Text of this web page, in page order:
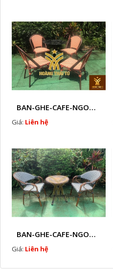
BAN-GHE-CAFE-NGOAI-TROI-J2
Giá: Liên hệ
BAN-GHE-CAFE-NGOAI-TROI-J5
Giá: Liên hệ